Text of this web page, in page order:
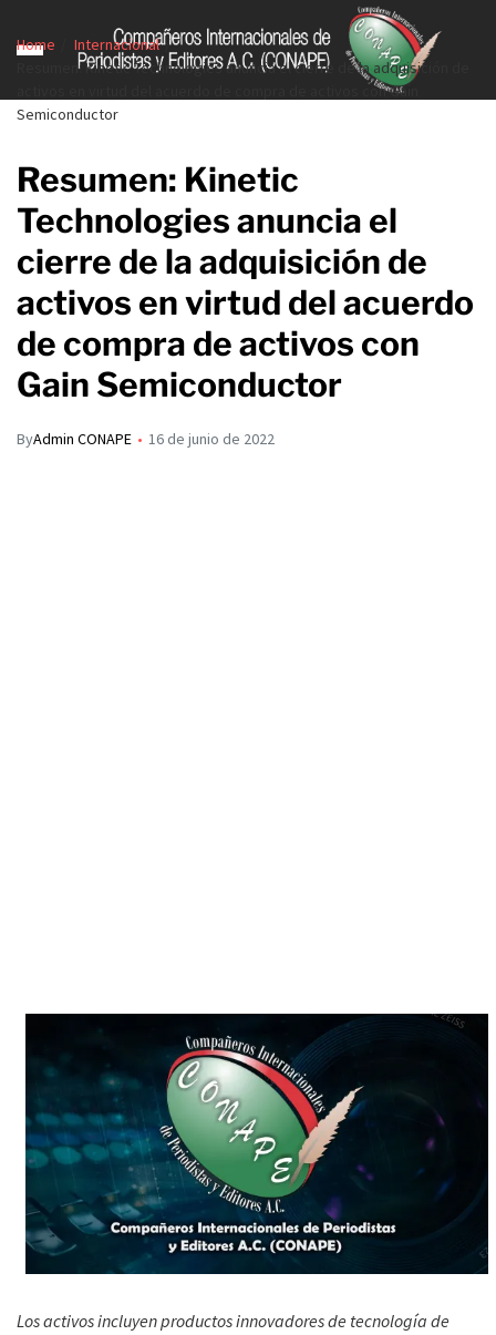
Home
Internacional
Resumen: Kinetic Technologies anuncia el cierre de la adquisición de
activos en virtud del acuerdo de compra de activos con Gain
Semiconductor
Resumen: Kinetic
Technologies anuncia el
cierre de la adquisición de
activos en virtud del acuerdo
de compra de activos con
Gain Semiconductor
ByAdmin CONAPE 16 de junio de 2022
Los activos incluyen productos innovadores de tecnología de